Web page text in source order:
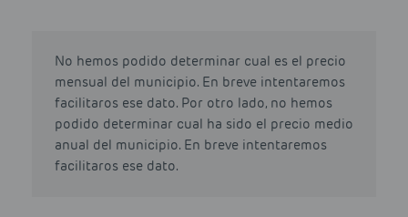
No hemos podido determinar cual es el precio
mensual del municipio. En breve intentaremos
facilitaros ese dato. Por otro lado, no hemos
podido determinar cual ha sido el precio medio
anual del municipio. En breve intentaremos
facilitaros ese dato.